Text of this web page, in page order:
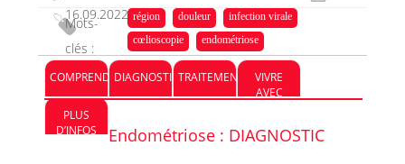
16.09.2022
Mots-
clés :
région douleur
infection virale
cœlioscopie
endométriose
COMPRENDREDIAGNOSTICTRAITEMENT
VIVRE
AVEC
PLUS
D’INFOS
Endométriose : DIAGNOSTIC